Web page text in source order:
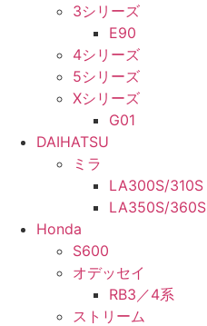
3シリーズ
E90
4シリーズ
5シリーズ
Xシリーズ
G01
DAIHATSU
ミラ
LA300S/310S
LA350S/360S
Honda
S600
オデッセイ
RB3／4系
ストリーム